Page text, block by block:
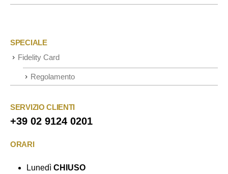
SPECIALE
Fidelity Card
Regolamento
SERVIZIO CLIENTI
+39 02 9124 0201
ORARI
Lunedì CHIUSO